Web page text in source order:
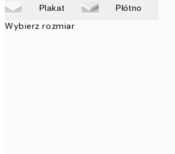
Plakat Płótno
Wybierz rozmiar